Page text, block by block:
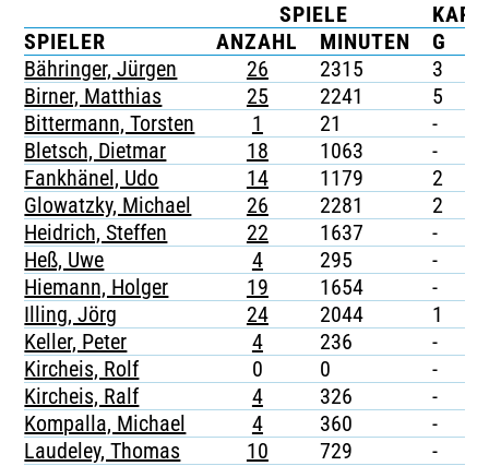
TICKETING
SPIELE
SPIELER
ANZAHL MINUTEN G
Bähringer, Jürgen
26 2315 3
Birner, Matthias
25 2241 5
Bittermann, Torsten
1 21 -
Bletsch, Dietmar
18 1063 -
Fankhänel, Udo
14 1179 2
Glowatzky, Michael
26 2281 2
Heidrich, Steffen
22 1637 -
Heß, Uwe
4 295 -
Hiemann, Holger
19 1654 -
Illing, Jörg
24 2044 1
Keller, Peter
4 236 -
Kircheis, Rolf
0 0 -
Kircheis, Ralf
4 326 -
Kompalla, Michael
4 360 -
Laudeley, Thomas
10 729 -